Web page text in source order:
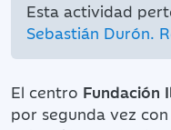
Esta actividad
Sebastián Durón.
El centro Fundación
por segunda vez